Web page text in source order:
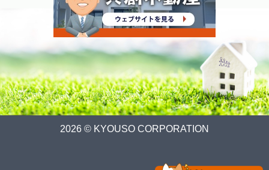
2026 © KYOUSO CORPORATION